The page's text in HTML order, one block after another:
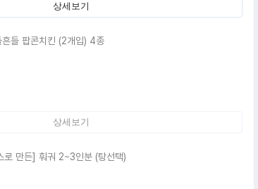
상세보기
흔들 팝콘치킨 (2개입) 4종
상세보기
로 만든] 훠궈 2~3인분 (탕선택)